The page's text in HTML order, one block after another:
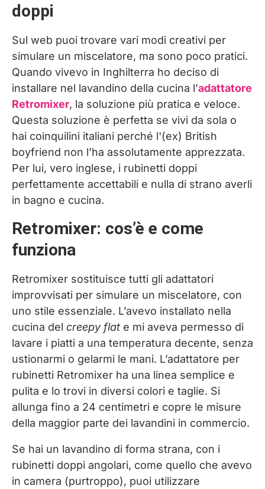
doppi
Sul web puoi trovare vari modi creativi per
simulare un miscelatore, ma sono poco pratici.
Quando vivevo in Inghilterra ho deciso di
installare nel lavandino della cucina l’adattatore
Retromixer, la soluzione più pratica e veloce.
Questa soluzione è perfetta se vivi da sola o
hai coinquilini italiani perché l'(ex) British
boyfriend non l’ha assolutamente apprezzata.
Per lui, vero inglese, i rubinetti doppi
perfettamente accettabili e nulla di strano averli
in bagno e cucina.
Retromixer: cos’è e come
funziona
Retromixer sostituisce tutti gli adattatori
improvvisati per simulare un miscelatore, con
uno stile essenziale. L’avevo installato nella
cucina del creepy flat e mi aveva permesso di
lavare i piatti a una temperatura decente, senza
ustionarmi o gelarmi le mani. L’adattatore per
rubinetti Retromixer ha una linea semplice e
pulita e lo trovi in diversi colori e taglie. Si
allunga fino a 24 centimetri e copre le misure
della maggior parte dei lavandini in commercio.
Se hai un lavandino di forma strana, con i
rubinetti doppi angolari, come quello che avevo
in camera (purtroppo), puoi utilizzare